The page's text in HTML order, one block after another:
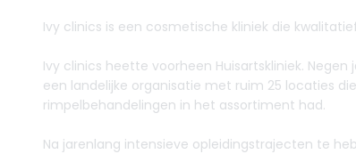
Ivy clinics is een cosmetische kliniek die
Ivy clinics heette voorheen Huisartskliniek.
een landelijke organisatie met ruim 25 locaties
rimpelbehandelingen in het assortiment had.
Na jarenlang intensieve opleidingstrajecten te